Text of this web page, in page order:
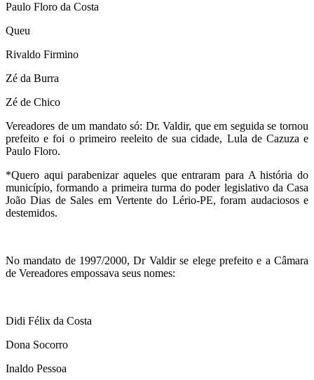
Paulo Floro da Costa
Queu
Rivaldo Firmino
Zé da Burra
Zé de Chico
Vereadores de um mandato só: Dr. Valdir, que em seguida se tornou
prefeito e foi o primeiro reeleito de sua cidade, Lula de Cazuza e
Paulo Floro.
*Quero aqui parabenizar aqueles que entraram para A história do
município, formando a primeira turma do poder legislativo da Casa
João Dias de Sales em Vertente do Lério-PE, foram audaciosos e
destemidos.
No mandato de 1997/2000, Dr Valdir se elege prefeito e a Câmara
de Vereadores empossava seus nomes:
Didi Félix da Costa
Dona Socorro
Inaldo Pessoa